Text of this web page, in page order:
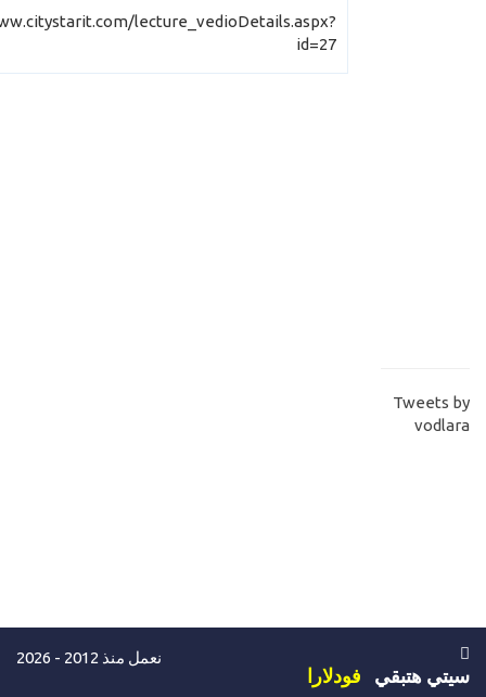
Tweets by
vodlara
lecture_vedioDetails.aspx?
id=27
نعمل منذ 2012 - 2026
سيتي هتبقي فودلارا